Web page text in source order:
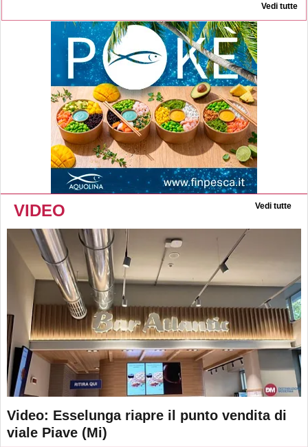
Vedi tutte
VIDEO Vedi tutte
Video: Esselunga riapre il punto vendita di
viale Piave (Mi)